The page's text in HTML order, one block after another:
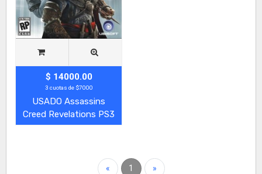
$ 14000.00
3 cuotas de $7000
USADO Assassins
Creed Revelations PS3
« 1 »